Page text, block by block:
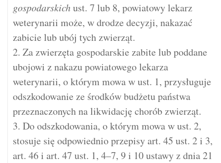
gospodarskichust. 7 lub 8, powiatowy lekarz
weterynarii może, w drodze decyzji, nakazać
zabicie lub ubój tych zwierząt.
2. Za zwierzęta gospodarskie zabite lub poddane
ubojowi z nakazu powiatowego lekarza
weterynarii, o którym mowa w ust. 1, przysługuje
odszkodowanie ze środków budżetu państwa
przeznaczonych na likwidację chorób zwierząt.
3. Do odszkodowania, o którym mowa w ust. 2,
stosuje się odpowiednio przepisy art. 45 ust. 2 i 3,
art. 46 i art. 47 ust. 1, 4–7, 9 i 10 ustawy z dnia 21